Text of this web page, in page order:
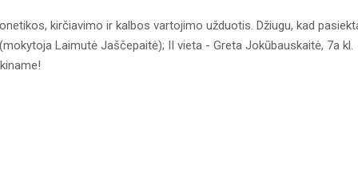
kirčiavimo ir kalbos vartojimo užduotis. Džiugu, kad
Laimutė Jaščepaitė); II vieta - Greta Jokūbauskaitė, 7a kl.